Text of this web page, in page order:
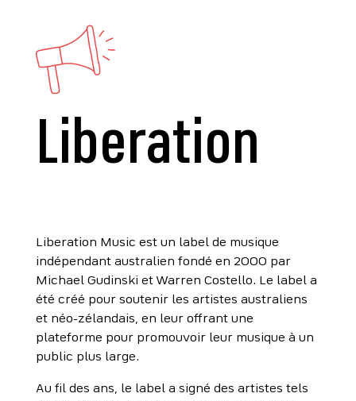
Liberation
Liberation Music est un label de musique
indépendant australien fondé en 2000 par
Michael Gudinski et Warren Costello. Le label a
été créé pour soutenir les artistes australiens
et néo-zélandais, en leur offrant une
plateforme pour promouvoir leur musique à un
public plus large.
Au fil des ans, le label a signé des artistes tels